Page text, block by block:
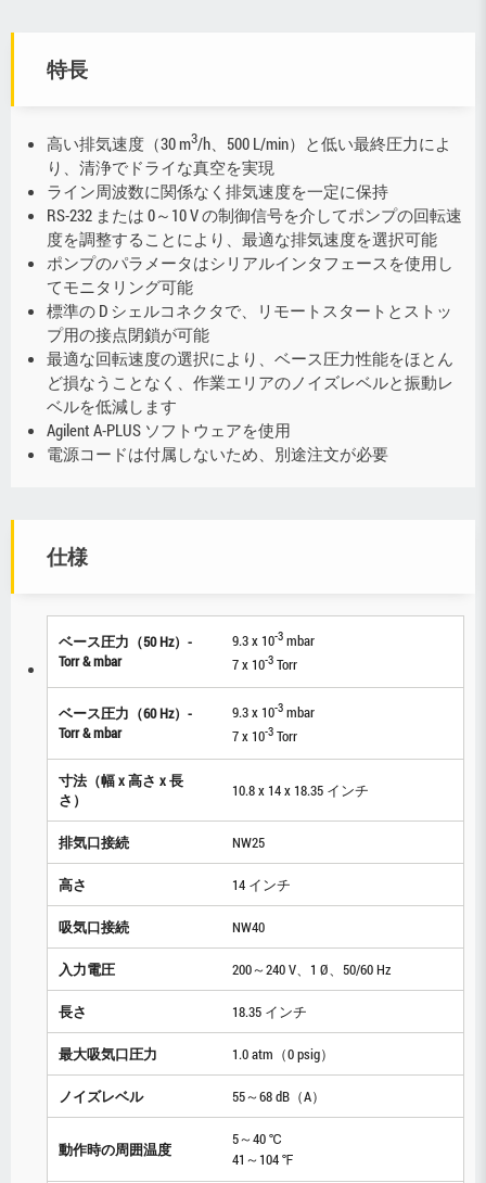
特長
高い排気速度（30 m3/h、500 L/min）と低い最終圧力によ
り、清浄でドライな真空を実現
ライン周波数に関係なく排気速度を一定に保持
RS-232 または 0～10 V の制御信号を介してポンプの回転速
度を調整することにより、最適な排気速度を選択可能
ポンプのパラメータはシリアルインタフェースを使用し
てモニタリング可能
標準の D シェルコネクタで、リモートスタートとストッ
プ用の接点閉鎖が可能
最適な回転速度の選択により、ベース圧力性能をほとん
ど損なうことなく、作業エリアのノイズレベルと振動レ
ベルを低減します
Agilent A-PLUS ソフトウェアを使用
電源コードは付属しないため、別途注文が必要
仕様
ベース圧力（50 Hz）-
Torr & mbar
9.3 x 10-3mbar
7 x 10-3Torr
ベース圧力（60 Hz）-
Torr & mbar
9.3 x 10-3mbar
7 x 10-3Torr
寸法（幅 x 高さ x 長
さ）
10.8 x 14 x 18.35 インチ
排気口接続 NW25
高さ 14 インチ
吸気口接続 NW40
入力電圧 200～240 V、1 Ø、50/60 Hz
長さ 18.35 インチ
最大吸気口圧力 1.0 atm（0 psig）
ノイズレベル 55～68 dB（A）
動作時の周囲温度
5～40 ℃
41～104 ℉